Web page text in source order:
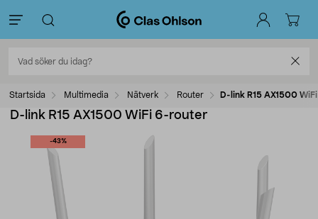
Startsida Multimedia Nätverk Router D-link R15 AX1500
D-link R15 AX1500 WiFi 6-router
-43%